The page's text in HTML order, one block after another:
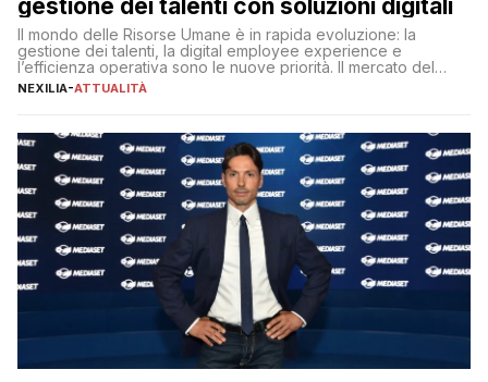
gestione dei talenti con soluzioni digitali
Il mondo delle Risorse Umane è in rapida evoluzione: la
gestione dei talenti, la digital employee experience e
l’efficienza operativa sono le nuove priorità. Il mercato del
lavoro, d’altra parte, è sempre più competitivo con una lotta
NEXILIA-ATTUALITÀ